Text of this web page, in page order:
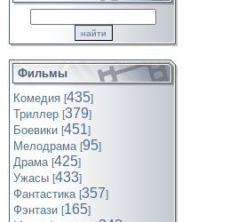
Фильмы
Комедия [435]
Триллер [379]
Боевики [451]
Мелодрама [95]
Драма [425]
Ужасы [433]
Фантастика [357]
Фэнтази [165]